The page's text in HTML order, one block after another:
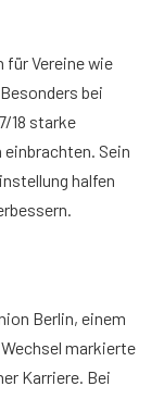
für Vereine wie
bei
18 starke
Sein
halfen
Berlin, einem
markierte
Karriere. Bei